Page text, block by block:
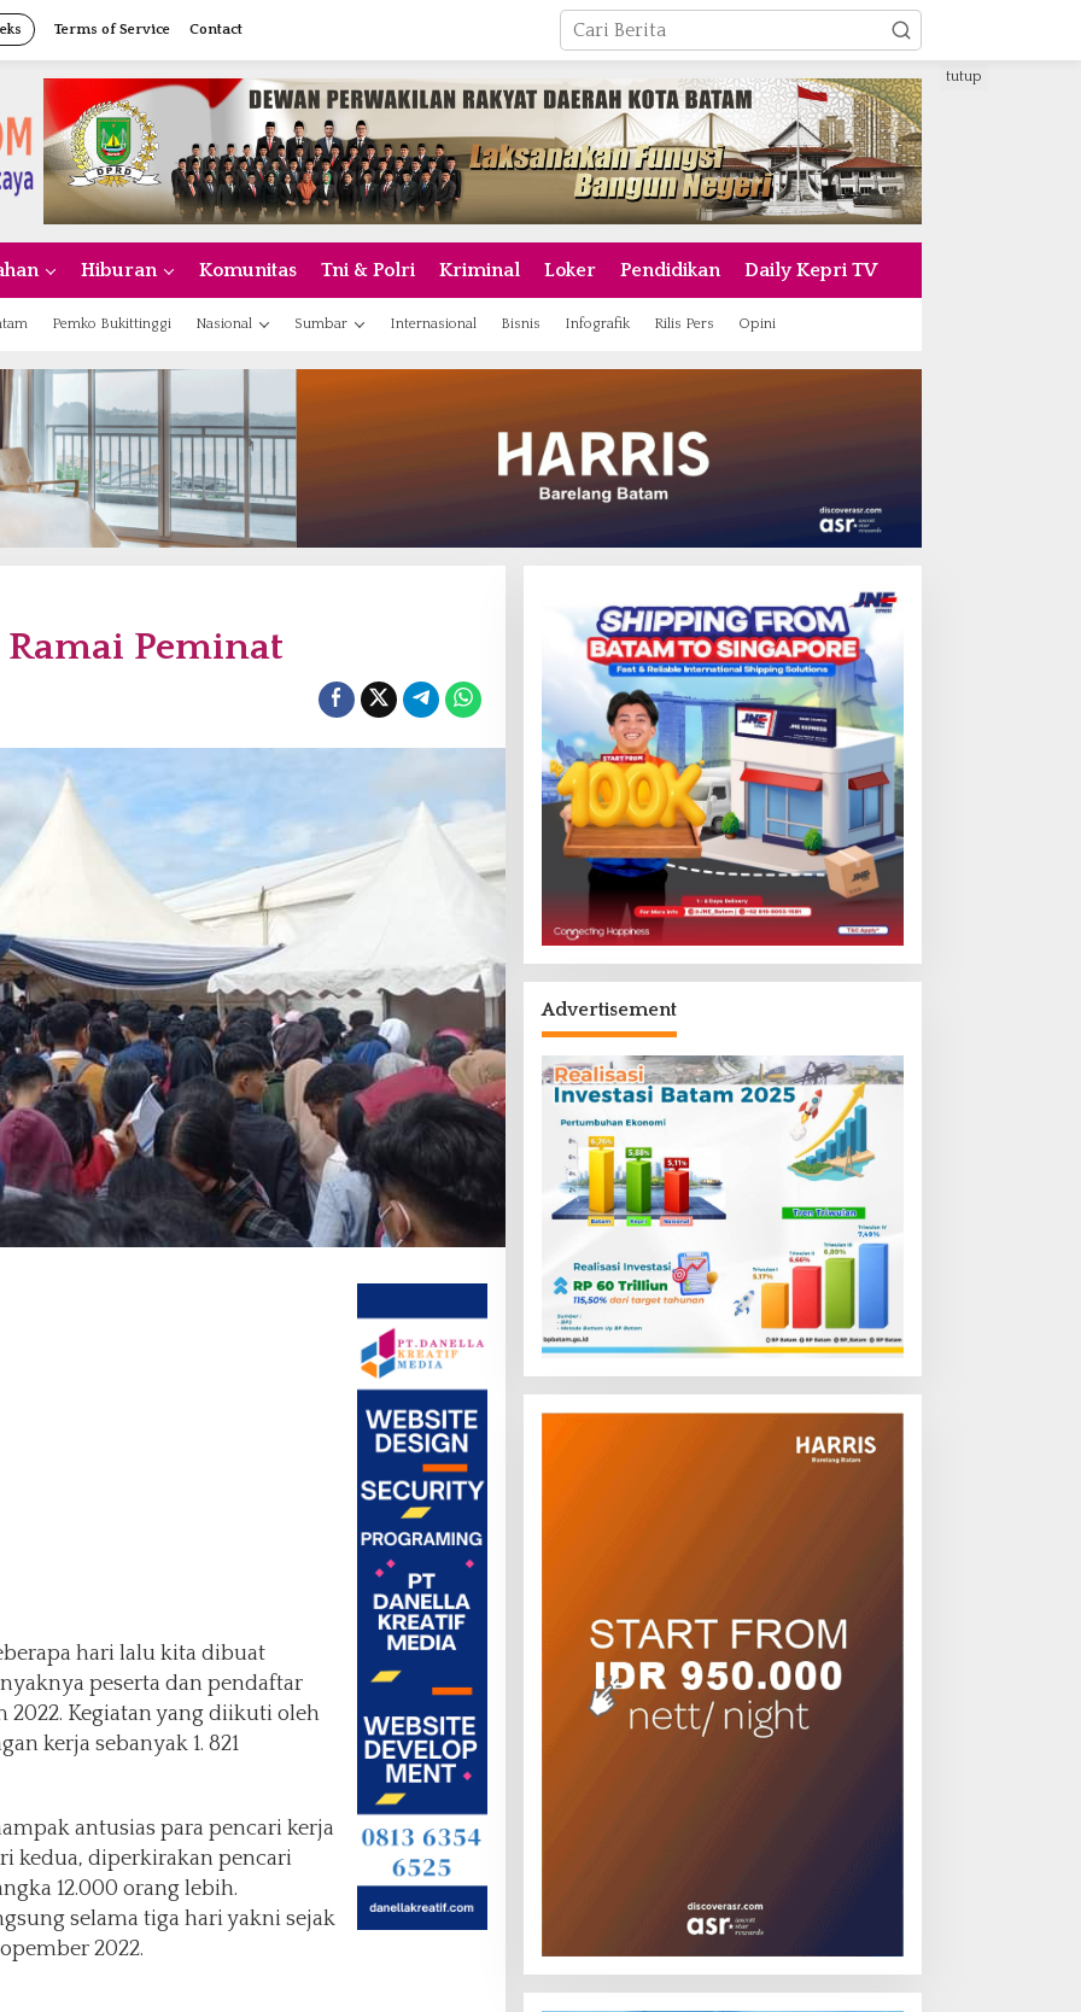
Terms of Service Contact
Hiburan Komunitas Tni & Polri Kriminal Loker Pendidikan Daily Kepri TV
Pemko Bukittinggi Nasional Sumbar Internasional Bisnis Infografik Rilis Pers Opini
tutup
Peminat
hari lalu kita dibuat
peserta dan pendaftar
2022. Kegiatan yang diikuti oleh
kerja sebanyak 1. 821
antusias para pencari kerja
kedua, diperkirakan pencari
12.000 orang lebih.
selama tiga hari yakni sejak
2022.
Advertisement